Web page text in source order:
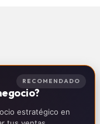
RECOMENDADO
estratégico en